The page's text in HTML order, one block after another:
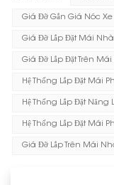
Giá Đỡ Gắn Giá Nóc Xe
Giá Đỡ Lắp Đặt Mái Nhà
Giá Đỡ Lắp Đặt Trên
Hệ Thống Lắp Đặt Mái
Hệ Thống Lắp Đặt Năng
Hệ Thống Lắp Đặt Mái
Giá Đỡ Lắp Trên Mái